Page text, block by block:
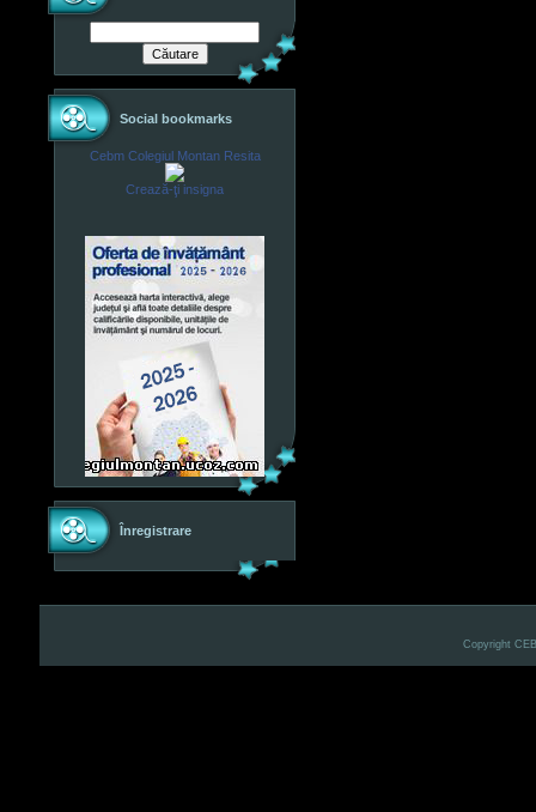
Social bookmarks
Cebm Colegiul Montan Resita
Crează-ţi insigna
Înregistrare
Copyright